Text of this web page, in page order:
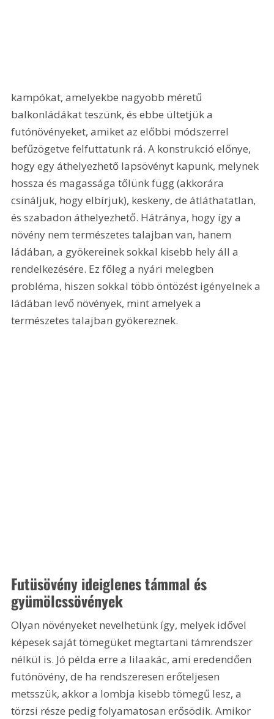
kampókat, amelyekbe nagyobb méretű
balkonládákat teszünk, és ebbe ültetjük a
futónövényeket, amiket az előbbi módszerrel
befűzögetve felfuttatunk rá. A konstrukció előnye,
hogy egy áthelyezhető lapsövényt kapunk, melynek
hossza és magassága tőlünk függ (akkorára
csináljuk, hogy elbírjuk), keskeny, de átláthatatlan,
és szabadon áthelyezhető. Hátránya, hogy így a
növény nem természetes talajban van, hanem
ládában, a gyökereinek sokkal kisebb hely áll a
rendelkezésére. Ez főleg a nyári melegben
probléma, hiszen sokkal több öntözést igényelnek a
ládában levő növények, mint amelyek a
természetes talajban gyökereznek.
Futüsövény ideiglenes támmal és
gyümölcssövények
Olyan növényeket nevelhetünk így, melyek idővel
képesek saját tömegüket megtartani támrendszer
nélkül is. Jó példa erre a lilaakác, ami eredendően
futónövény, de ha rendszeresen erőteljesen
metsszük, akkor a lombja kisebb tömegű lesz, a
törzsi része pedig folyamatosan erősödik. Amikor